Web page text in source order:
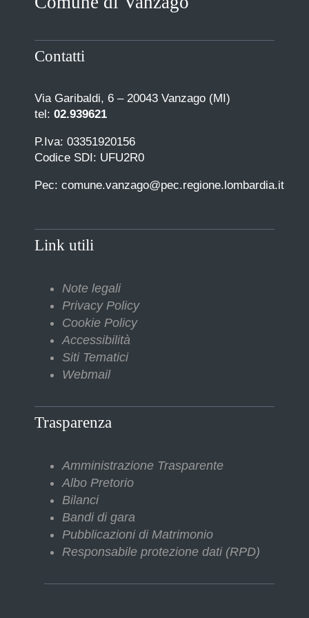
Contatti
Via Garibaldi, 6 – 20043 Vanzago (MI)
tel: 02.939621
P.Iva: 03351920156
Codice SDI: UFU2R0
Pec: comune.vanzago@pec.regione.lombardia.it
Link utili
Note legali
Privacy Policy
Cookie Policy
Accessibilità
Siti Tematici
Webmail
Trasparenza
Amministrazione Trasparente
Albo Pretorio
Bilanci
Bandi di gara
Pubblicazioni di Matrimonio
Responsabile protezione dati (RPD)